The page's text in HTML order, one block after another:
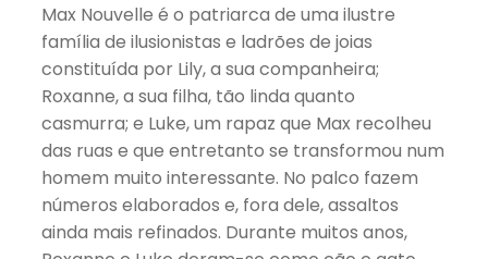
Max Nouvelle é o patriarca de uma ilustre
família de ilusionistas e ladrões de joias
constituída por Lily, a sua companheira;
Roxanne, a sua filha, tão linda quanto
casmurra; e Luke, um rapaz que Max recolheu
das ruas e que entretanto se transformou num
homem muito interessante. No palco fazem
números elaborados e, fora dele, assaltos
ainda mais refinados. Durante muitos anos,